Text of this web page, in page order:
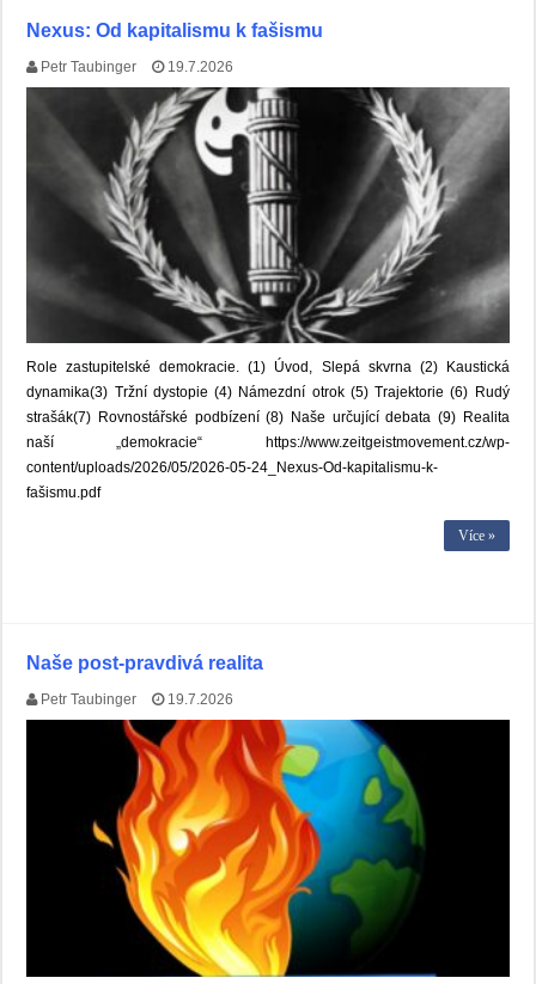
Nexus: Od kapitalismu k fašismu
Petr Taubinger 19.7.2026
Role zastupitelské demokracie. (1) Úvod, Slepá skvrna (2) Kaustická
dynamika(3) Tržní dystopie (4) Námezdní otrok (5) Trajektorie (6) Rudý
strašák(7) Rovnostářské podbízení (8) Naše určující debata (9) Realita
naší „demokracie“ https://www.zeitgeistmovement.cz/wp-
content/uploads/2026/05/2026-05-24_Nexus-Od-kapitalismu-k-
fašismu.pdf
Více »
Naše post-pravdivá realita
Petr Taubinger 19.7.2026